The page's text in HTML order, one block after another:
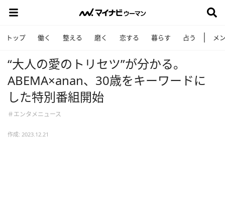
トップ 働く 整える 磨く 恋する 暮らす 占う メ
“大人の愛のトリセツ”が分かる。
ABEMA×anan、30歳をキーワードに
した特別番組開始
＃エンタメニュース
作成: 2023.12.21